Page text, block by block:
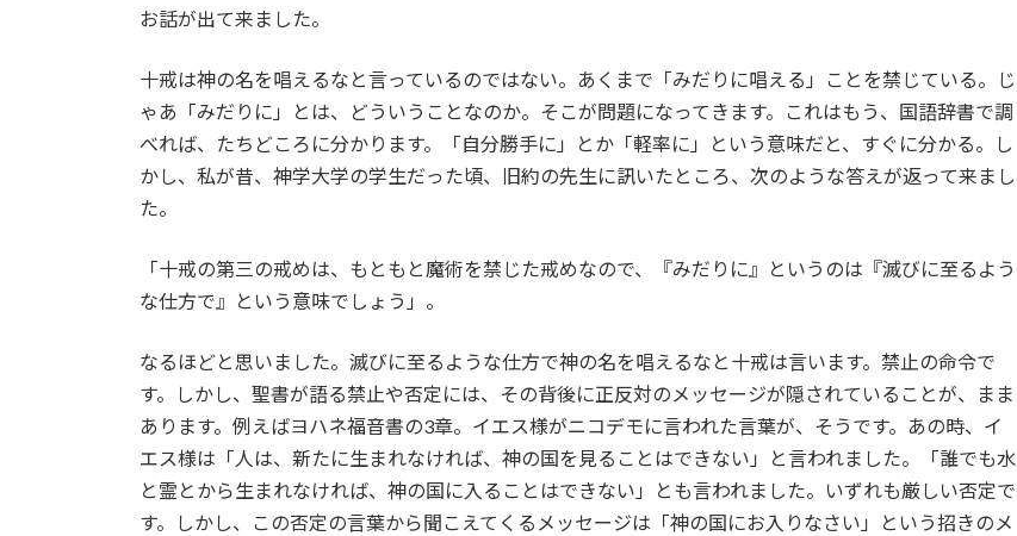
お話が出て来ました。
十戒は神の名を唱えるなと言っているのではない。あくまで「みだりに唱える」ことを禁じている。じ
ゃあ「みだりに」とは、どういうことなのか。そこが問題になってきます。これはもう、国語辞書で調
べれば、たちどころに分かります。「自分勝手に」とか「軽率に」という意味だと、すぐに分かる。し
かし、私が昔、神学大学の学生だった頃、旧約の先生に訊いたところ、次のような答えが返って来まし
た。
「十戒の第三の戒めは、もともと魔術を禁じた戒めなので、『みだりに』というのは『滅びに至るよう
な仕方で』という意味でしょう」。
なるほどと思いました。滅びに至るような仕方で神の名を唱えるなと十戒は言います。禁止の命令で
す。しかし、聖書が語る禁止や否定には、その背後に正反対のメッセージが隠されていることが、まま
あります。例えばヨハネ福音書の3章。イエス様がニコデモに言われた言葉が、そうです。あの時、イ
エス様は「人は、新たに生まれなければ、神の国を見ることはできない」と言われました。「誰でも水
と霊とから生まれなければ、神の国に入ることはできない」とも言われました。いずれも厳しい否定で
す。しかし、この否定の言葉から聞こえてくるメッセージは「神の国にお入りなさい」という招きのメ